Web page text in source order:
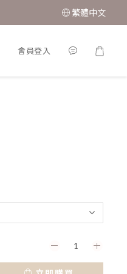
繁體中文
會員登入